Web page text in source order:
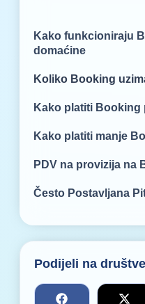
Kako funkcioniraju
domaćine
Koliko Booking
Kako platiti Booking
Kako platiti manje
PDV na provizija na
Često Postavljana
Podijeli na